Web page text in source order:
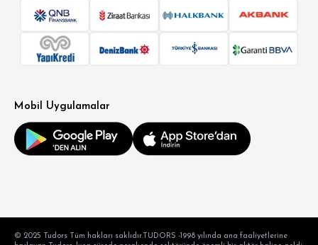
Mobil Uygulamalar
© 2025 Tudors Tüm hakları saklıdır.TUDORS -1998 yılında ana faaliyetlerine